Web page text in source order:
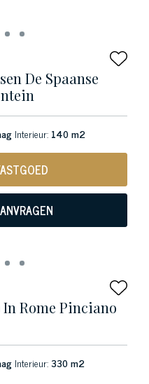
De Spaanse
Interieur: 140 m2
Rome Pinciano
Interieur:330 m2